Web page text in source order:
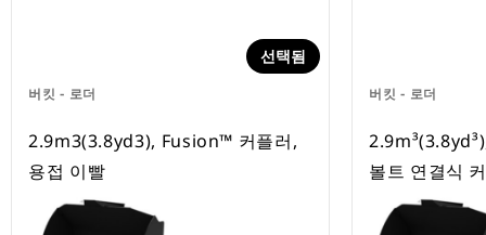
버킷 - 로더
선택됨
2.9m3(3.8yd3), Fusion™ 커플러,
용접 이빨
버킷 - 로더
볼트 연결식